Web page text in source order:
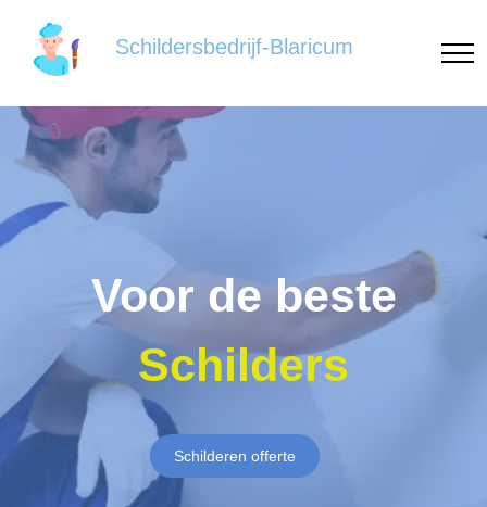
Schildersbedrijf-Blaricum
Voor de beste
Schilders
Schilderen offerte